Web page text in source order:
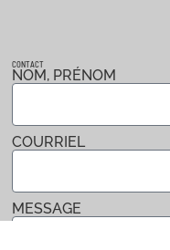
CONTACT
NOM, PRÉNOM
COURRIEL
MESSAGE